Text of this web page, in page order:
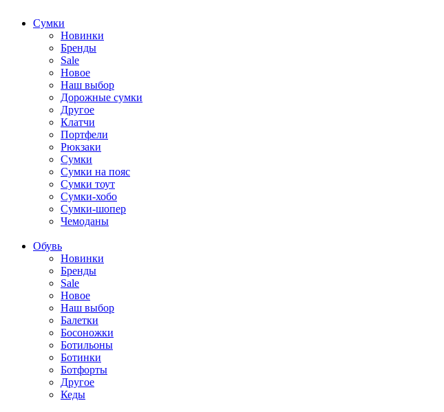
Cумки
Новинки
Бренды
Sale
Новое
Наш выбор
Дорожные сумки
Другое
Клатчи
Портфели
Рюкзаки
Сумки
Сумки на пояс
Сумки тоут
Сумки-хобо
Сумки-шопер
Чемоданы
Обувь
Новинки
Бренды
Sale
Новое
Наш выбор
Балетки
Босоножки
Ботильоны
Ботинки
Ботфорты
Другое
Кеды